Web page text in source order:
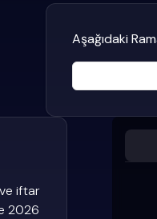
Aşağıdaki
iftar
2026